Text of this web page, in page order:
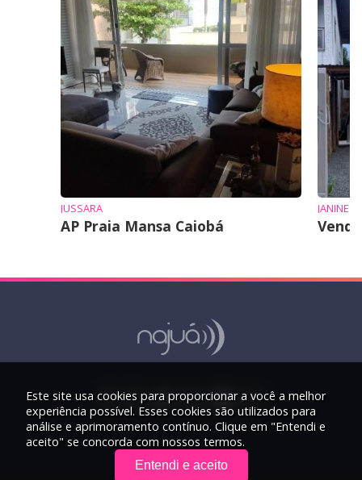
JUSSARA
AP Praia Mansa Caiobá
JANINE
Este site usa cookies para proporcionar a você a melhor
experiência possível. Esses cookies são utilizados para
análise e aprimoramento contínuo. Clique em "Entendi e
aceito" se concorda com nossos termos.
Entendi e aceito